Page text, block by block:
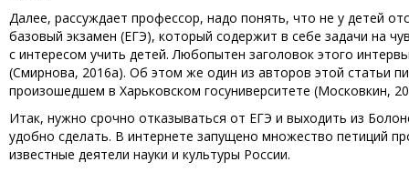
Далее, рассуждает профессор, надо понять, что не у детей
базовый экзамен (ЕГЭ), который содержит в себе задачи на
с интересом учить детей. Любопытен заголовок этого
(Смирнова, 2016а). Об этом же один из авторов этой статьи
произошедшем в Харьковском госуниверситете (Московкин,
Итак, нужно срочно отказываться от ЕГЭ и выходить из
удобно сделать. В интернете запущено множество петиций
известные деятели науки и культуры России.